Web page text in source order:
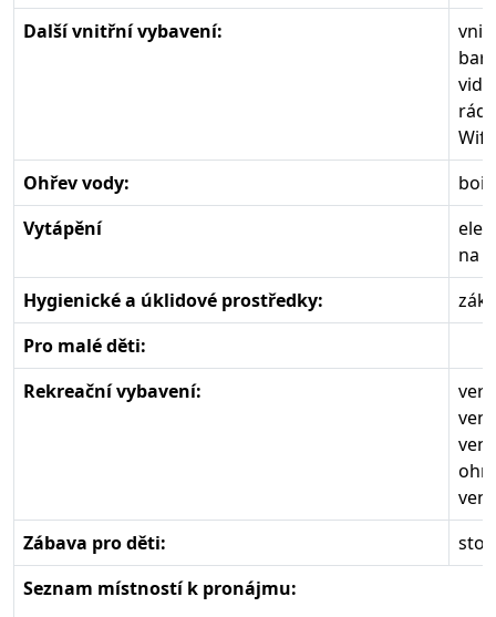
Další vnitřní vybavení:
Wifi
Ohřev vody:
Vytápění
na
Hygienické a úklidové prostředky:
Pro malé děti:
Rekreační vybavení:
Zábava pro děti:
Seznam místností k pronájmu: